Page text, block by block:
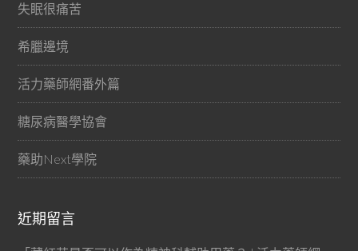
失眠很痛苦
希臘邊境
活力藥師網番外篇
糖尿病醫學協會
藥助Next學院
近期留言